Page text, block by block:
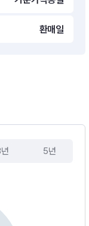
환매일
5년